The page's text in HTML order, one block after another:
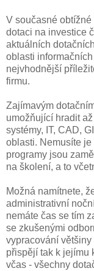
V současné
dotaci na investice
aktuálních
oblasti
nejvhodnější
firmu.
Zajímavým
umožňující hradit
systémy, IT, CAD,
oblasti. Nemusíte
programy jsou
na školení, a to
Možná namítnete,
administrativní
nemáte čas se tím
se zkušenými
vypracování
přispějí tak k jejímu
včas - všechny